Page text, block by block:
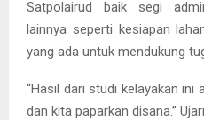
Satpolairud baik segi
lainnya seperti kesiapan
yang ada untuk mendukung
“Hasil dari studi kelayakan ini
dan kita paparkan disana.”